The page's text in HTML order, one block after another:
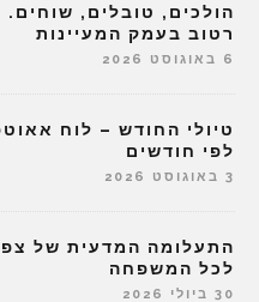
הולכים, טובלים, שוחים.
רטוב בעמק המעיינות
6 באוגוסט 2026
טיולי החודש – לוח
לפי חודשים
3 באוגוסט 2026
התעלומה המדעית של
לכל המשפחה
30 ביולי 2026